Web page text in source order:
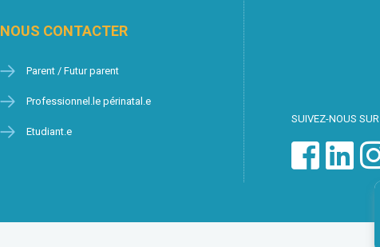
NOUS CONTACTER
Parent / Futur parent
Professionnel.le périnatal.e
Etudiant.e
SUIVEZ-NOUS SUR